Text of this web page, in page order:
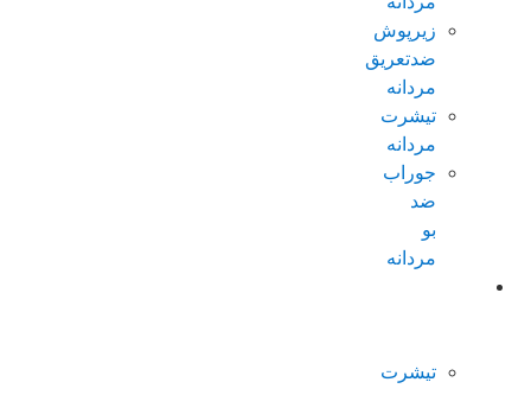
زیرپوش
ضدتعریق
مردانه
تیشرت
مردانه
جوراب
ضد
بو
مردانه
تیشرت